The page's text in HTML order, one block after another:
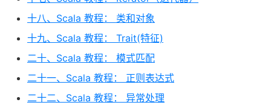
十八、Scala 教程： 类和对象
十九、Scala 教程： Trait(特征)
二十、Scala 教程： 模式匹配
二十一、Scala 教程： 正则表达式
二十二、Scala 教程： 异常处理